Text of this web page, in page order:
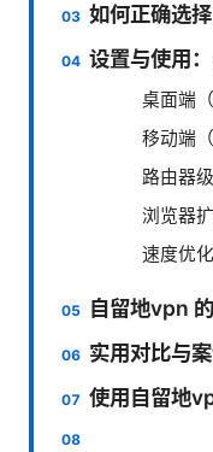
如何正确选
设置与使用
桌面端
移动端
路由器
浏览器
速度优
自留地vpn
实用对比与
使用自留地